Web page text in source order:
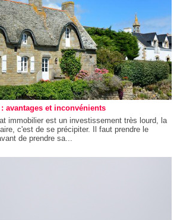
avantages et inconvénients
immobilier est un investissement très lourd, la
c'est de se précipiter. Il faut prendre le
de prendre sa...